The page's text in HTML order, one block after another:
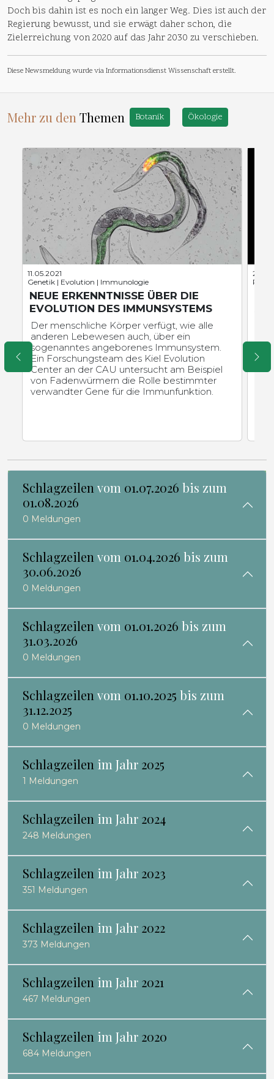
Doch bis dahin ist es noch ein langer Weg. Dies ist auch der
Regierung bewusst, und sie erwägt daher schon, die
Zielerreichung von 2020 auf das Jahr 2030 zu verschieben.
Diese Newsmeldung wurde via Informationsdienst Wissenschaft erstellt.
Mehr zu den Themen Botanik Ökologie
11.05.2021
Genetik | Evolution | Immunologie
NEUE ERKENNTNISSE ÜBER DIE
EVOLUTION DES IMMUNSYSTEMS
Der menschliche Körper verfügt, wie alle
anderen Lebewesen auch, über ein
sogenanntes angeborenes Immunsystem.
Ein Forschungsteam des Kiel Evolution
Center an der CAU untersucht am Beispiel
von Fadenwürmern die Rolle bestimmter
verwandter Gene für die Immunfunktion.
Schlagzeilen vom 01.07.2026 bis zum
01.08.2026
0 Meldungen
Schlagzeilen vom 01.04.2026 bis zum
30.06.2026
0 Meldungen
Schlagzeilen vom 01.01.2026 bis zum
31.03.2026
0 Meldungen
Schlagzeilen vom 01.10.2025 bis zum
31.12.2025
0 Meldungen
Schlagzeilen im Jahr 2025
1 Meldungen
Schlagzeilen im Jahr 2024
248 Meldungen
Schlagzeilen im Jahr 2023
351 Meldungen
Schlagzeilen im Jahr 2022
373 Meldungen
Schlagzeilen im Jahr 2021
467 Meldungen
Schlagzeilen im Jahr 2020
684 Meldungen